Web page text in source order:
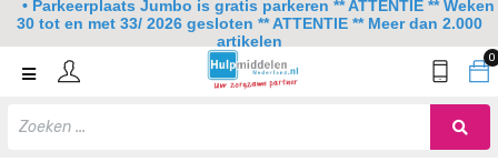
0
Home
• Parkeerplaats Jumbo is gratis parkeren ** ATTENTIE ** Weken
30 tot en met 33/ 2026 gesloten ** ATTENTIE ** Meer dan 2.000
artikelen